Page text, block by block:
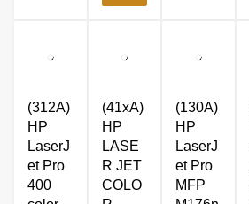
(312A)
HP
LaserJ
et Pro
400
(41xA)
HP
LASE
R JET
COLO
(130A)
HP
LaserJ
et Pro
MFP